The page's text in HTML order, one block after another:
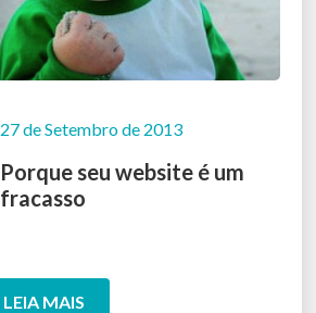
27 de Setembro de 2013
Porque seu website é um
fracasso
LEIA MAIS